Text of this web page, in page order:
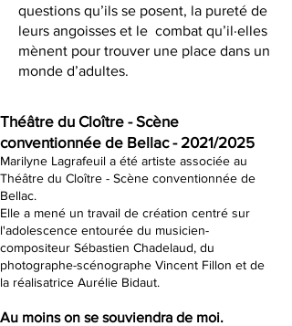
questions qu’ils se posent, la pureté de
leurs angoisses et le combat qu’il·elles
mènent pour trouver une place dans un
monde d’adultes.
Théâtre du Cloître - Scène
conventionnée de Bellac - 2021/2025
Marilyne Lagrafeuil a été artiste associée au
Théâtre du Cloître - Scène conventionnée de
Bellac.
Elle a mené un travail de création centré sur
l'adolescence entourée du musicien-
compositeur Sébastien Chadelaud, du
photographe-scénographe Vincent Fillon et de
la réalisatrice Aurélie Bidaut.
Au moins on se souviendra de moi.